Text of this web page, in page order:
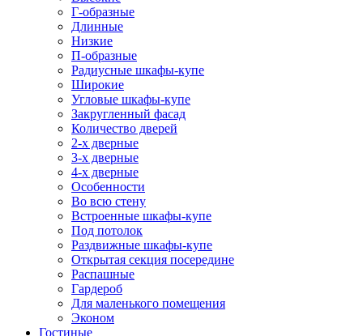
Г-образные
Длинные
Низкие
П-образные
Радиусные шкафы-купе
Широкие
Угловые шкафы-купе
Закругленный фасад
Количество дверей
2-х дверные
3-х дверные
4-х дверные
Особенности
Во всю стену
Встроенные шкафы-купе
Под потолок
Раздвижные шкафы-купе
Открытая секция посередине
Распашные
Гардероб
Для маленького помещения
Эконом
Гостиные